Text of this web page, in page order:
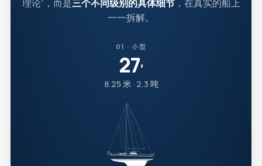
理论”，而是三个不同级别的具体细节，在真实的船上
一一拆解。
01 · 小型
27′
8.25 米 · 2.3 吨